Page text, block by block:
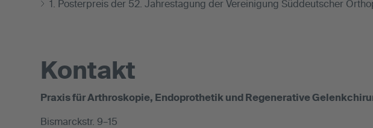
1. Posterpreis der 52. Jahrestagung der Vereinigung Süddeutscher
Kontakt
Praxis für Arthroskopie, Endoprothetik und Regenerative
Bismarckstr. 9–15